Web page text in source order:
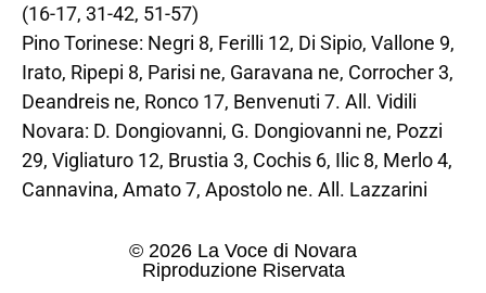
(16-17, 31-42, 51-57)
Pino Torinese: Negri 8, Ferilli 12, Di Sipio, Vallone 9,
Irato, Ripepi 8, Parisi ne, Garavana ne, Corrocher 3,
Deandreis ne, Ronco 17, Benvenuti 7. All. Vidili
Novara: D. Dongiovanni, G. Dongiovanni ne, Pozzi
29, Vigliaturo 12, Brustia 3, Cochis 6, Ilic 8, Merlo 4,
Cannavina, Amato 7, Apostolo ne. All. Lazzarini
© 2026 La Voce di Novara
Riproduzione Riservata